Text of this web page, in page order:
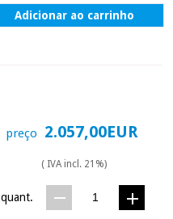
Adicionar ao carrinho
preço 2.057,00EUR
( IVA incl. 21%)
quant.